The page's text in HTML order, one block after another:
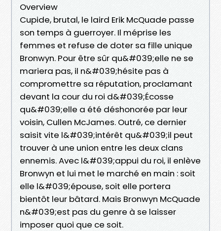
Overview
Cupide, brutal, le laird Erik McQuade passe
son temps à guerroyer. Il méprise les
femmes et refuse de doter sa fille unique
Bronwyn. Pour être sûr qu&#039;elle ne se
mariera pas, il n&#039;hésite pas à
compromettre sa réputation, proclamant
devant la cour du roi d&#039;Écosse
qu&#039;elle a été déshonorée par leur
voisin, Cullen McJames. Outré, ce dernier
saisit vite l&#039;intérêt qu&#039;il peut
trouver à une union entre les deux clans
ennemis. Avec l&#039;appui du roi, il enlève
Bronwyn et lui met le marché en main : soit
elle l&#039;épouse, soit elle portera
bientôt leur bâtard. Mais Bronwyn McQuade
n&#039;est pas du genre à se laisser
imposer quoi que ce soit.